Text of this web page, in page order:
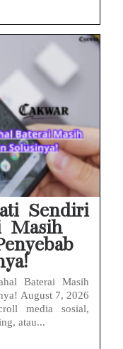
Sendiri
Masih
Baterai Masih
August 7, 2026
media sosial,
atau...